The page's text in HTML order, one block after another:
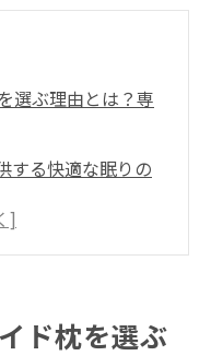
選ぶ理由とは？専
する快適な眠りの
るカスタマイズの
ド枕を選ぶ